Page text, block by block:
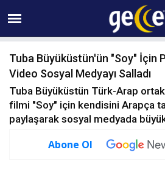
07 AĞUSTOS Cuma
Tuba Büyüküstün'ün "Soy" İçin
Video Sosyal Medyayı Salladı
Tuba Büyüküstün Türk-Arap
filmi "Soy" için kendisini Arapça
paylaşarak sosyal medyada
Abone Ol